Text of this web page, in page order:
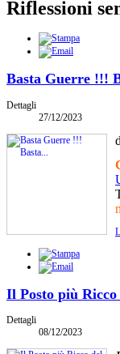
Riflessioni
Basta Guerre !!!
Dettagli
27/12/2023
Il Posto più
Dettagli
08/12/2023